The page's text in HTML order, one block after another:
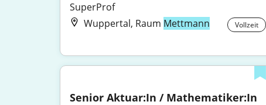
SuperProf
Wuppertal, Raum Mettmann Vollzeit
Senior Aktuar:In / Mathematiker:In